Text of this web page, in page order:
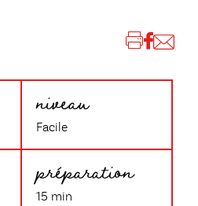
niveau
Facile
préparation
15 min